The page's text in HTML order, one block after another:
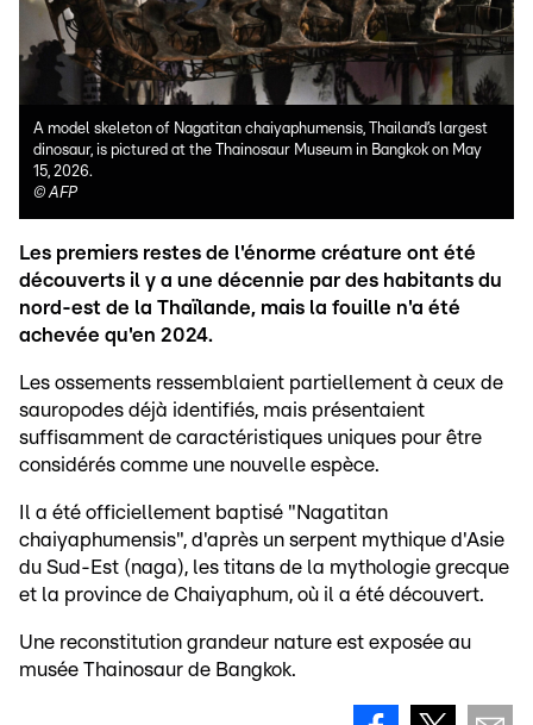
A model skeleton of Nagatitan chaiyaphumensis, Thailand’s largest
dinosaur, is pictured at the Thainosaur Museum in Bangkok on May
15, 2026.
© AFP
Les premiers restes de l'énorme créature ont été
découverts il y a une décennie par des habitants du
nord-est de la Thaïlande, mais la fouille n'a été
achevée qu'en 2024.
Les ossements ressemblaient partiellement à ceux de
sauropodes déjà identifiés, mais présentaient
suffisamment de caractéristiques uniques pour être
considérés comme une nouvelle espèce.
Il a été officiellement baptisé "Nagatitan
chaiyaphumensis", d'après un serpent mythique d'Asie
du Sud-Est (naga), les titans de la mythologie grecque
et la province de Chaiyaphum, où il a été découvert.
Une reconstitution grandeur nature est exposée au
musée Thainosaur de Bangkok.